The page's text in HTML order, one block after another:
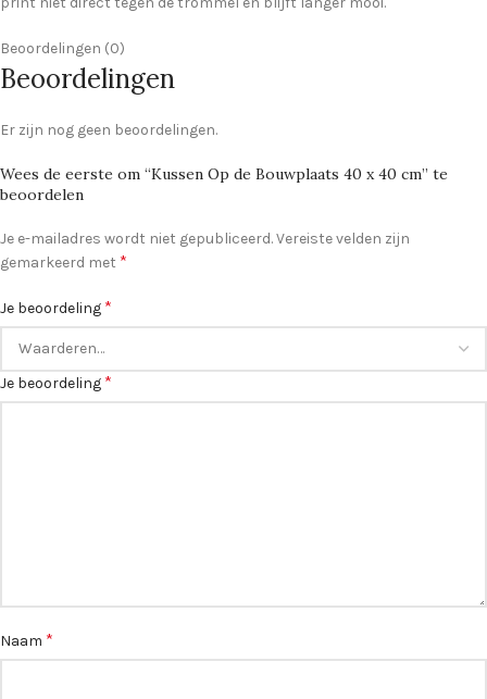
Beoordelingen (0)
Beoordelingen
Er zijn nog geen beoordelingen.
Wees de eerste om “Kussen Op de Bouwplaats 40 x 40 cm” te
beoordelen
Je e-mailadres wordt niet gepubliceerd.Vereiste velden zijn
gemarkeerd met *
Je beoordeling *
Je beoordeling *
Naam *